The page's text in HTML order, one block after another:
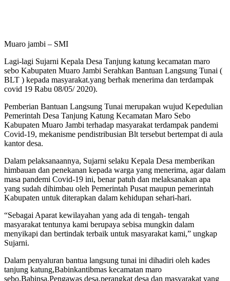
Muaro jambi – SMI
Lagi-lagi Sujarni Kepala Desa Tanjung katung kecamatan maro
sebo Kabupaten Muaro Jambi Serahkan Bantuan Langsung Tunai (
BLT ) kepada masyarakat.yang berhak menerima dan terdampak
covid 19 Rabu 08/05/ 2020).
Pemberian Bantuan Langsung Tunai merupakan wujud Kepedulian
Pemerintah Desa Tanjung Katung Kecamatan Maro Sebo
Kabupaten Muaro Jambi terhadap masyarakat terdampak pandemi
Covid-19, mekanisme pendistribusian Blt tersebut bertempat di aula
kantor desa.
Dalam pelaksanaannya, Sujarni selaku Kepala Desa memberikan
himbauan dan penekanan kepada warga yang menerima, agar dalam
masa pandemi Covid-19 ini, benar patuh dan melaksanakan apa
yang sudah dihimbau oleh Pemerintah Pusat maupun pemerintah
Kabupaten untuk diterapkan dalam kehidupan sehari-hari.
“Sebagai Aparat kewilayahan yang ada di tengah- tengah
masyarakat tentunya kami berupaya sebisa mungkin dalam
menyikapi dan bertindak terbaik untuk masyarakat kami,” ungkap
Sujarni.
Dalam penyaluran bantua langsung tunai ini dihadiri oleh kades
tanjung katung,Babinkantibmas kecamatan maro
sebo,Babinsa,Pengawas desa,perangkat desa dan masyarakat yang